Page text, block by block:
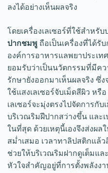
ลงได้อย่างเห็นผลจริง
โดยเครื่องเลเซอร์ที่ใช้สำหรับ
ปากชมพู ถือเป็นเครื่องที่ได้รั
องค์การอาหารแลพยาประเท
ยอมรับว่าเป็นนวัตกรรมที่มีค
รักษายังออกมาเห็นผลจริง ซึ่
ใช้แสงเลเซอร์จับเม็ดสีผิว ห
เลเซอร์จะมุ่งตรงไปจัดการกั
บริเวณริมฝีปากสว่างขึ้น และ
ในที่สุด ด้วยเหตุนี้เองจึงส่งผ
สม่ำเสมอ เวลาทาลิปสติกแล้
ช่วยให้บริเวณริมฝากดูเต็มแ
หัวใจสำคัญอยู่ที่การตั้งพลังงา